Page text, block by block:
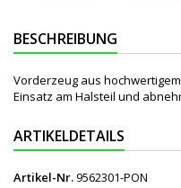
BESCHREIBUNG
Vorderzeug aus
Einsatz am Halsteil und
ARTIKELDETAILS
Artikel-Nr.9562301-PON